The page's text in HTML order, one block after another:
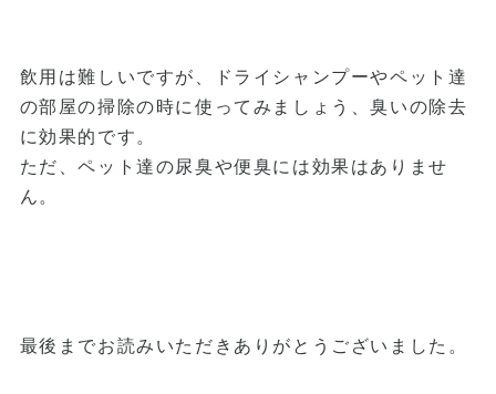
飲用は難しいですが、ドライシャンプーやペット達
の部屋の掃除の時に使ってみましょう、臭いの除去
に効果的です。
ただ、ペット達の尿臭や便臭には効果はありませ
ん。
最後までお読みいただきありがとうございました。